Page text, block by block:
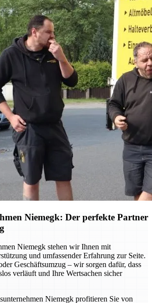
Niemegk: Der perfekte Partner
Niemegk stehen wir Ihnen mit
und umfassender Erfahrung zur Seite.
Geschäftsumzug – wir sorgen dafür, dass
verläuft und Ihre Wertsachen sicher
Niemegk profitieren Sie von